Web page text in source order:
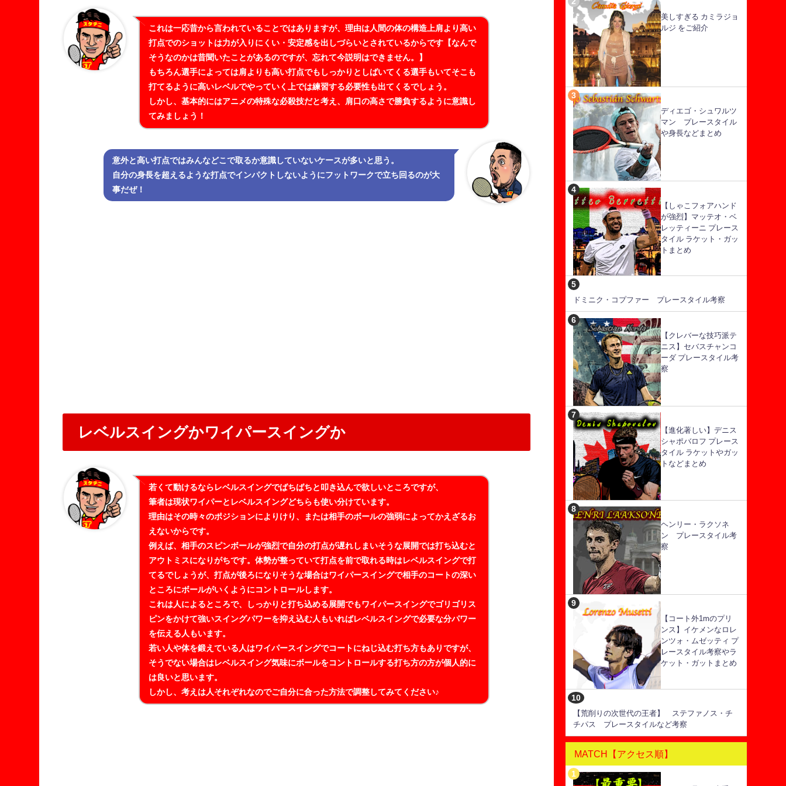
これは一応昔から言われていることではありますが、理由は人間の体の構造上肩より高い
打点でのショットは力が入りにくい・安定感を出しづらいとされているからです【なんで
そうなのかは昔聞いたことがあるのですが、忘れて今説明はできません。】
もちろん選手によっては肩よりも高い打点でもしっかりとしばいてくる選手もいてそこも
打てるように高いレベルでやっていく上では練習する必要性も出てくるでしょう。
しかし、基本的にはアニメの特殊な必殺技だと考え、肩口の高さで勝負するように意識し
てみましょう！
意外と高い打点ではみんなどこで取るか意識していないケースが多いと思う。
自分の身長を超えるような打点でインパクトしないようにフットワークで立ち回るのが大
事だぜ！
レベルスイングかワイパースイングか
若くて動けるならレベルスイングでばちばちと叩き込んで欲しいところですが、
筆者は現状ワイパーとレベルスイングどちらも使い分けています。
理由はその時々のポジションによりけり、または相手のボールの強弱によってかえざるお
えないからです。
例えば、相手のスピンボールが強烈で自分の打点が遅れしまいそうな展開では打ち込むと
アウトミスになりがちです。体勢が整っていて打点を前で取れる時はレベルスイングで打
てるでしょうが、打点が後ろになりそうな場合はワイパースイングで相手のコートの深い
ところにボールがいくようにコントロールします。
これは人によるところで、しっかりと打ち込める展開でもワイパースイングでゴリゴリス
ピンをかけて強いスイングパワーを抑え込む人もいればレベルスイングで必要な分パワー
を伝える人もいます。
若い人や体を鍛えている人はワイパースイングでコートにねじ込む打ち方もありですが、
そうでない場合はレベルスイング気味にボールをコントロールする打ち方の方が個人的に
は良いと思います。
しかし、考えは人それぞれなのでご自分に合った方法で調整してみてください♪
美しすぎる カミラジョ
ルジ をご紹介
ディエゴ・シュワルツ
マン プレースタイル
や身長などまとめ
【しゃこフォアハンド
が強烈】マッテオ・ベ
レッティーニ プレース
タイル ラケット・ガッ
トまとめ
ドミニク・コプファー プレースタイル考察
【クレバーな技巧派テ
ニス】セバスチャンコ
ーダ プレースタイル考
察
【進化著しい】デニス
シャポバロフ プレース
タイル ラケットやガッ
トなどまとめ
ヘンリー・ラクソネ
ン プレースタイル考
察
【コート外1mのプリ
ンス】イケメンなロレ
ンツォ・ムゼッティ プ
レースタイル考察やラ
ケット・ガットまとめ
【荒削りの次世代の王者】 ステファノス・チ
チパス プレースタイルなど考察
MATCH【アクセス順】